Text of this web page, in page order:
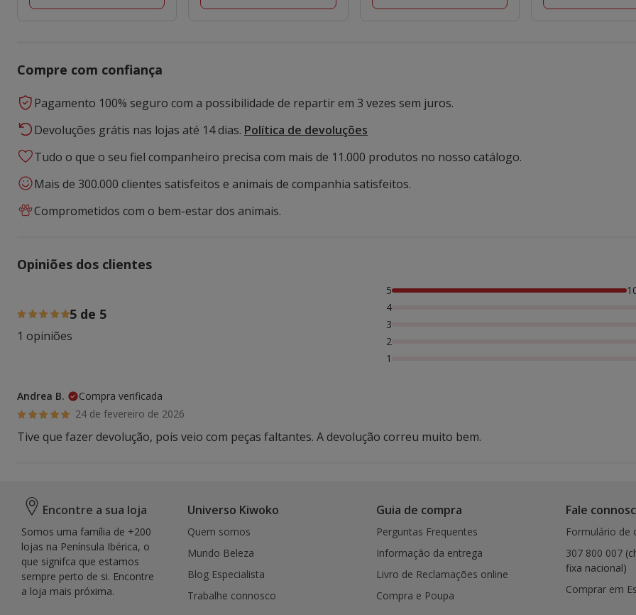
Compre com confiança
Pagamento 100% seguro com a possibilidade de repartir em 3 vezes sem juros.
Devoluções grátis nas lojas até 14 dias. Política de devoluções
Tudo o que o seu fiel companheiro precisa com mais de 11.000 produtos no nosso catálogo.
Mais de 300.000 clientes satisfeitos e animais de companhia satisfeitos.
Comprometidos com o bem-estar dos animais.
Opiniões dos clientes
5 de 5
1 opiniões
5
4
3
2
1
Andrea B.
Compra verificada
24 de fevereiro de 2026
Tive que fazer devolução, pois veio com peças faltantes. A devolução correu muito bem.
Encontre a sua loja
Somos uma família de +200
lojas na Península Ibérica, o
que signifca que estamos
sempre perto de si. Encontre
a loja mais próxima.
Universo Kiwoko
Quem somos
Mundo Beleza
Blog Especialista
Trabalhe connosco
Guia de compra
Perguntas Frequentes
Informação da entrega
Livro de Reclamações online
Compra e Poupa
Fale
Formulário de
307 800 007
fixa nacional)
Comprar em